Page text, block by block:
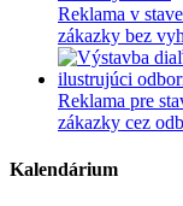
Reklama v
zákazky bez
Reklama pre
zákazky cez
Kalendárium